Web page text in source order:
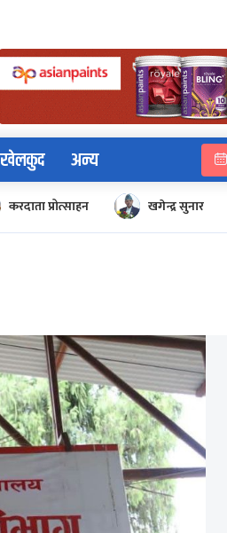
खेलकुद अन्य
करदाता प्रोत्साहन खगेन्द्र सुनार